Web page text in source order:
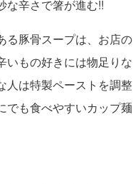
な辛さで箸が進む!!
る豚骨スープは、お店の
いもの好きには物足りな
人は特製ペーストを調整
でも食べやすいカップ麺